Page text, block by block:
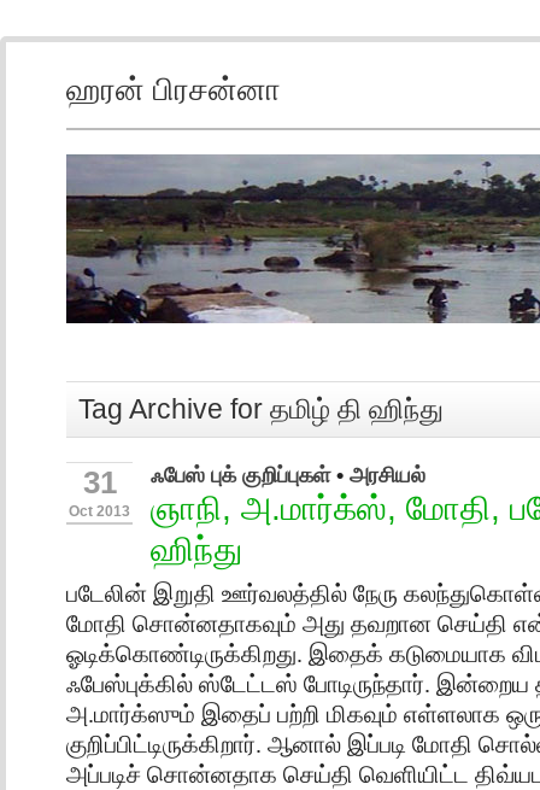
ஹரன் பிரசன்னா
Tag Archive for தமிழ் தி ஹிந்து
31
Oct 2013
ஃபேஸ் புக் குறிப்புகள்• அரசியல்
ஞாநி, அ.மார்க்ஸ், மோதி,
ஹிந்து
படேலின் இறுதி ஊர்வலத்தில் நேரு
மோதி சொன்னதாகவும் அது தவறான செய்தி
ஓடிக்கொண்டிருக்கிறது. இதைக் கடுமையாக
ஃபேஸ்புக்கில் ஸ்டேட்டஸ் போடிருந்தார். இன்றைய
அ.மார்க்ஸும் இதைப் பற்றி மிகவும் எள்ளலாக
குறிப்பிட்டிருக்கிறார். ஆனால் இப்படி மோதி
அப்படிச் சொன்னதாக செய்தி வெளியிட்ட